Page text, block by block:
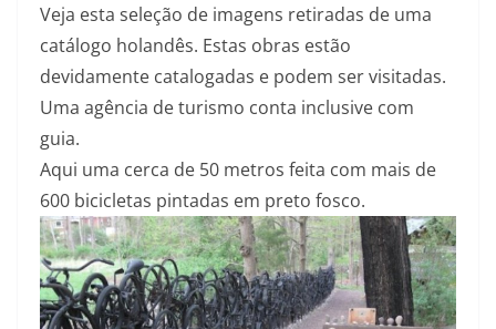
Veja esta seleção de imagens retiradas de uma
catálogo holandês. Estas obras estão
devidamente catalogadas e podem ser visitadas.
Uma agência de turismo conta inclusive com
guia.
Aqui uma cerca de 50 metros feita com mais de
600 bicicletas pintadas em preto fosco.